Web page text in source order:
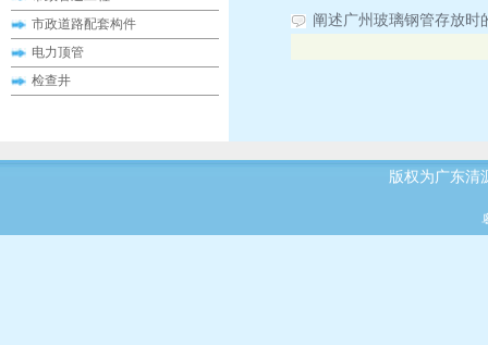
市政道路配套构件
电力顶管
检查井
阐述广州玻璃钢管存放时
版权为广东清